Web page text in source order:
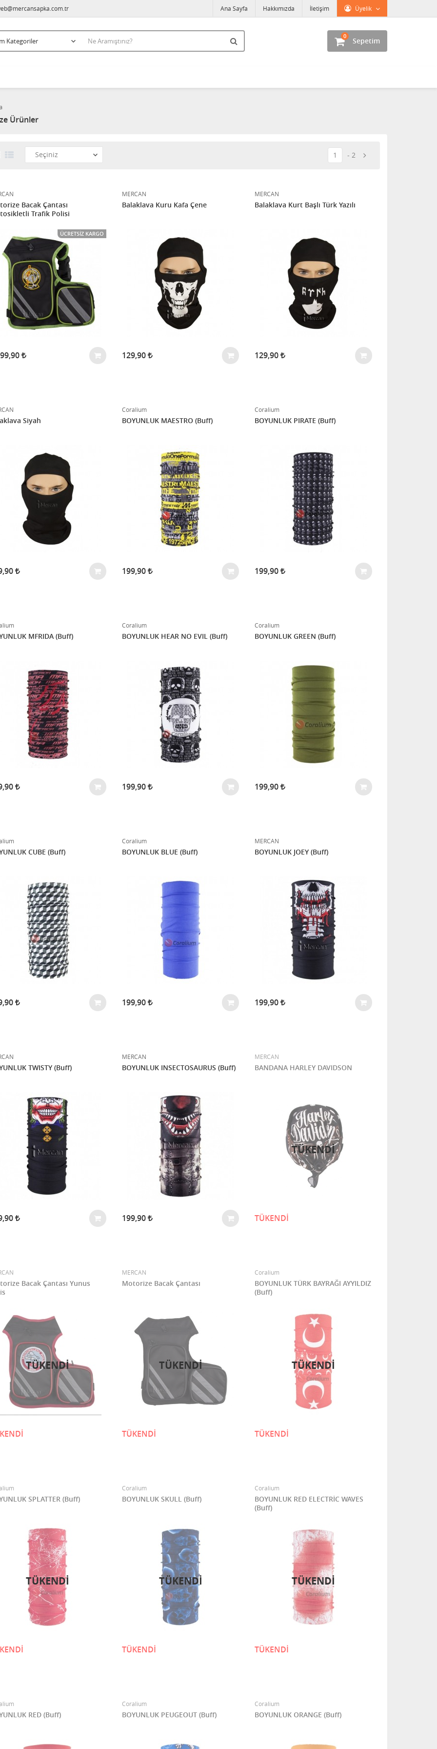
Üyelik
Ana Sayfa Hakkımızda İletişim
Sepetim
0
Ürünler
1 2
Bacak Çantası
Trafik Polisi
ÜCRETSIZ KARGO
MERCAN
Balaklava Kuru Kafa Çene
129,90
MERCAN
Balaklava Kurt Başlı Türk Yazılı
129,90
Siyah
Coralium
BOYUNLUK MAESTRO (Buff)
199,90
Coralium
BOYUNLUK PIRATE (Buff)
199,90
MFRIDA (Buff)
Coralium
BOYUNLUK HEAR NO EVIL (Buff)
199,90
Coralium
BOYUNLUK GREEN (Buff)
199,90
CUBE (Buff)
Coralium
BOYUNLUK BLUE (Buff)
199,90
MERCAN
BOYUNLUK JOEY (Buff)
199,90
TWISTY (Buff)
MERCAN
BOYUNLUK INSECTOSAURUS (Buff)
199,90
MERCAN
BANDANA HARLEY DAVIDSON
TÜKENDİ
TÜKENDI
Bacak Çantası Yunus
TÜKENDI
MERCAN
Motorize Bacak Çantası
TÜKENDİ
TÜKENDI
Coralium
BOYUNLUK TÜRK BAYRAĞI AYYILDIZ
(Buff)
TÜKENDİ
TÜKENDI
SPLATTER (Buff)
TÜKENDI
Coralium
BOYUNLUK SKULL (Buff)
TÜKENDİ
TÜKENDI
Coralium
BOYUNLUK RED ELECTRİC WAVES
(Buff)
TÜKENDİ
TÜKENDI
RED (Buff)
Coralium
BOYUNLUK PEUGEOUT (Buff)
Coralium
BOYUNLUK ORANGE (Buff)